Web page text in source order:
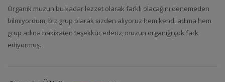
Organik muzun bu kadar lezzet olarak farklı olacağını denemeden
bilmiyordum, biz grup olarak sizden alıyoruz hem kendi adıma hem
grup adına hakikaten teşekkür ederiz, muzun organiği çok fark
ediyormuş.